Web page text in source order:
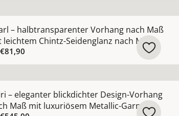
– halbtransparenter Vorhang nach Maß
leichtem Chintz-Seidenglanz nach Maß
€81,90
– eleganter blickdichter Design-Vorhang
Maß mit luxuriösem Metallic-Garn